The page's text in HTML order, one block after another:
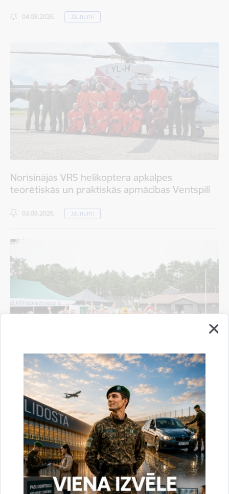
04.08.2026. Jaunumi
Norisinājās VRS helikoptera apkalpes
teorētiskās un praktiskās apmācības Ventspilī
03.08.2026. Jaunumi
Valsts robežsardze aizvada XXII Sporta sezonas
noslēguma sacensības
04.08.2026.